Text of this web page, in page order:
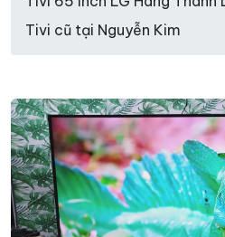
Tivi cũ tại Nguyễn Kim